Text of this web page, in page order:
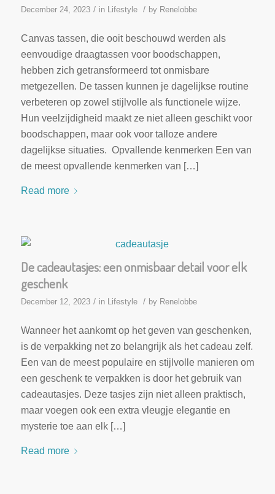
December 24, 2023 / in Lifestyle / by Renelobbe
Canvas tassen, die ooit beschouwd werden als
eenvoudige draagtassen voor boodschappen,
hebben zich getransformeerd tot onmisbare
metgezellen. De tassen kunnen je dagelijkse routine
verbeteren op zowel stijlvolle als functionele wijze.
Hun veelzijdigheid maakt ze niet alleen geschikt voor
boodschappen, maar ook voor talloze andere
dagelijkse situaties. Opvallende kenmerken Een van
de meest opvallende kenmerken van […]
Read more
De cadeautasjes: een onmisbaar detail voor elk
geschenk
December 12, 2023 / in Lifestyle / by Renelobbe
Wanneer het aankomt op het geven van geschenken,
is de verpakking net zo belangrijk als het cadeau zelf.
Een van de meest populaire en stijlvolle manieren om
een geschenk te verpakken is door het gebruik van
cadeautasjes. Deze tasjes zijn niet alleen praktisch,
maar voegen ook een extra vleugje elegantie en
mysterie toe aan elk […]
Read more